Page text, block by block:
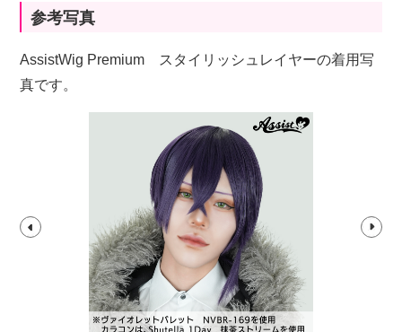
参考写真
AssistWig Premium スタイリッシュレイヤーの着用写
真です。